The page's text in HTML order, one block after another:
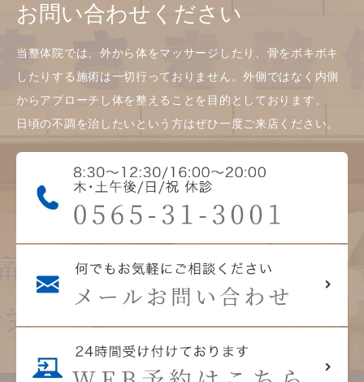
お問い合わせください
当整体院では、外から体をマッサージしたり、骨をボキボキ
したりする施術は一切行っておりません。外側ではなく内側
からアプローチし体を整えることを目的としております。
日頃の不調を治したいという方はぜひ一度ご来店ください。